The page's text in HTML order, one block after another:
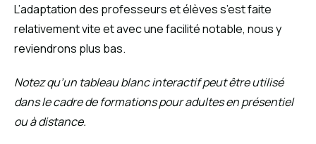
L’adaptation des professeurs et élèves s’est faite
relativement vite et avec une facilité notable, nous y
reviendrons plus bas.
Notez qu’un tableau blanc interactif peut être utilisé
dans le cadre de formations pour adultes en présentiel
ou à distance.